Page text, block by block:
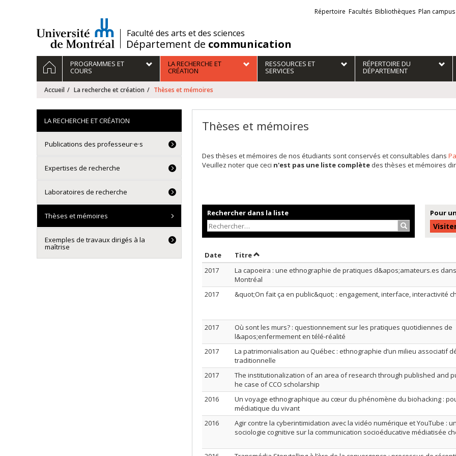
/Faculté des arts et des sciences
Département de communication
Liens
externes
Répertoire Facultés Bibliothèques Plan campus
Navigation
principale
ACCUEILPROGRAMMES ET
COURS
LA RECHERCHE ET
CRÉATION
RESSOURCES ET
SERVICES
RÉPERTOIRE DU
DÉPARTEMENT
Accueil La recherche et création Thèses et mémoires
Thèses et mémoires
Des thèses et mémoires de nos étudiants sont conservés et consultables dans
Veuillez noter que ceci n'est pas une liste complète des thèses et mémoires
Rechercher dans la liste
Rechercher…
Pour
Date Trier par date en ordre croissant
TitreTrier par titre en ordre croissant
2017
La capoeira : une ethnographie de pratiques d&apos;amateurs.es
Montréal
2017
&quot;On fait ça en public&quot; : engagement, interface, interactivité
2017
Où sont les murs? : questionnement sur les pratiques quotidiennes de
l&apos;enfermement en télé-réalité
2017
La patrimonialisation au Québec : ethnographie d’un milieu associatif
traditionnelle
2017
The institutionalization of an area of research through published and
he case of CCO scholarship
2016
Un voyage ethnographique au cœur du phénomène du biohacking :
médiatique du vivant
2016
Agir contre la cyberintimidation avec la vidéo numérique et YouTube :
sociologie cognitive sur la communication socioéducative médiatisée
LA RECHERCHE ET CRÉATION
Publications des professeur·e·s
Expertises de recherche
Laboratoires de recherche
Thèses et mémoires
Exemples de travaux dirigés à la
maîtrise